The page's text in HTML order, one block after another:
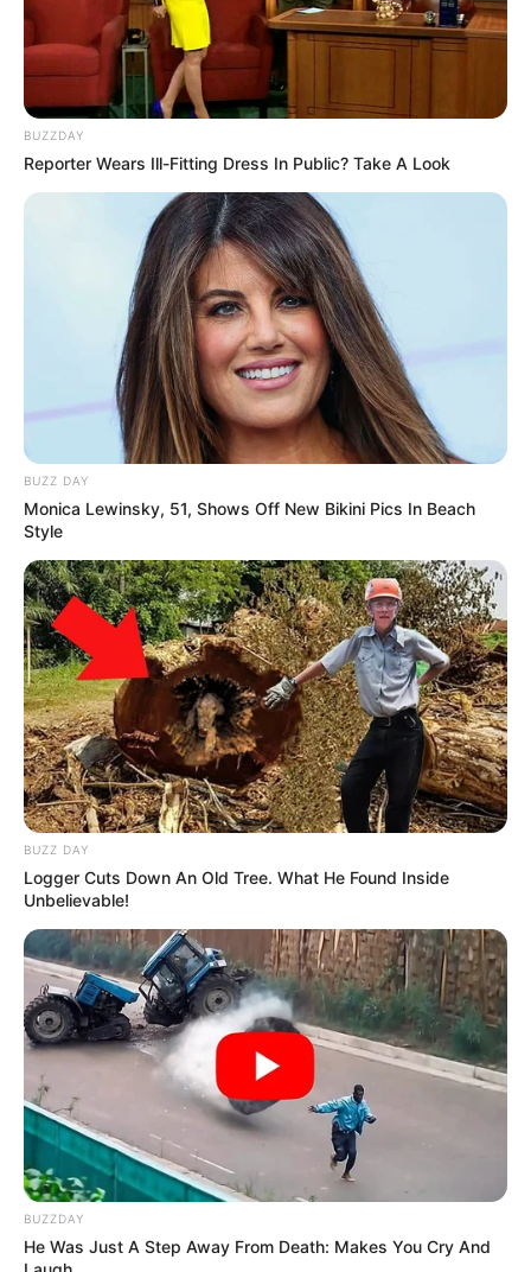
BUZZDAY
Reporter Wears Ill-Fitting Dress In Public? Take A Look
BUZZ DAY
Monica Lewinsky, 51, Shows Off New Bikini Pics In Beach
Style
BUZZ DAY
Logger Cuts Down An Old Tree. What He Found Inside
Unbelievable!
BUZZDAY
He Was Just A Step Away From Death: Makes You Cry And